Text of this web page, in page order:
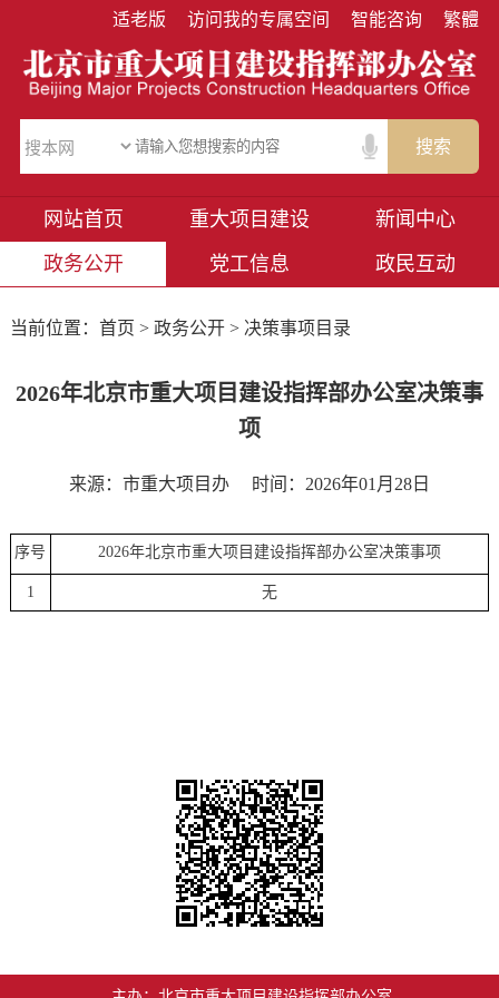
适老版 访问我的专属空间 智能咨询 繁體
搜索
网站首页 重大项目建设
新闻中心
政务公开
党工信息 政民互动
当前位置： 首页 > 政务公开> 决策事项目录
2026年北京市重大项目建设指挥部办公室决策事
项
来源：市重大项目办 时间：2026年01月28日
序号 2026年北京市重大项目建设指挥部办公室决策事项
1 无